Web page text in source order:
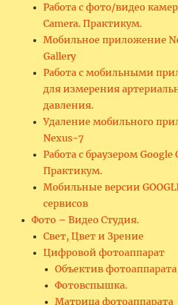
Работа с фото/видео
Camera. Практикум.
Мобильное приложение
Gallery
Работа с мобильными
для измерения
давления.
Удаление мобильного
Nexus-7
Работа с браузером Google
Практикум.
Мобильные версии
сервисов
Фото – Видео Студия.
Свет, Цвет и Зрение
Цифровой фотоаппарат
Объектив фотоаппарата
Фотовспышка.
Матрица фотоаппарата